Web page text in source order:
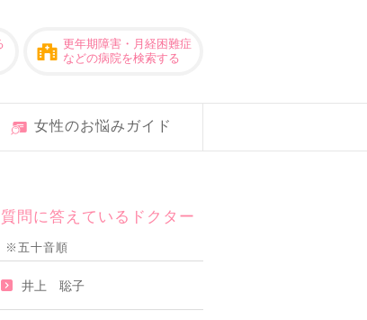
更年期障害・月経困難症
などの病院を検索する
女性のお悩みガイド
質問に答えているドクター
※五十音順
井上 聡子